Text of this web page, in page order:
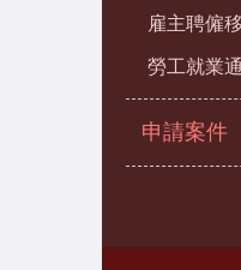
雇主聘僱
勞工就業
申請案件